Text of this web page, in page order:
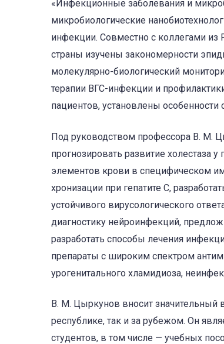
«Инфекционные заболевания и
микробиологические
инфекции. Совмест­но с коллегами
страны изучены закономерности
молекулярно-биологиче­ский
терапии ВГС-инфекции и
пациентов, установлены
Под руководством профессора В. М.
прогнозировать развитие холестаза
элементов крови в специфическом
хронизации при гепатите С,
устойчивого вирусологического
диагностику нейроинфекций,
разработать способы лечения
препараты с широким спектром
урогенитального хламидиоза,
В. М. Цыркунов вносит значительный
республике, так и за рубежом. Он
студентов, в том числе — учебных